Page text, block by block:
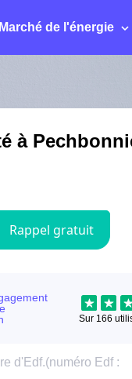
Marché de l'énergie